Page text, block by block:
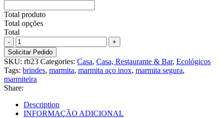
Total produto
Total opções
Total
Marmita
em
aço
inox
e
tampa
em
bambu
quantity
Solicitar Pedido
SKU: rb23 Categories: Casa, Casa, Restaurante & Bar, Ecológicos
Tags: brindes, marmita, marmita aço inox, marmita segura,
marmiteira
Share:
Description
INFORMAÇÃO ADICIONAL